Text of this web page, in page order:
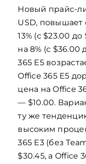
Новый прайс-
USD, повышает
13% (с $23.00
на 8% (с $36.00
365 E5
Office 365 E5
цена на Office
— $10.00.
ту же
высоким
365 E3 (без
$30.45, а Office